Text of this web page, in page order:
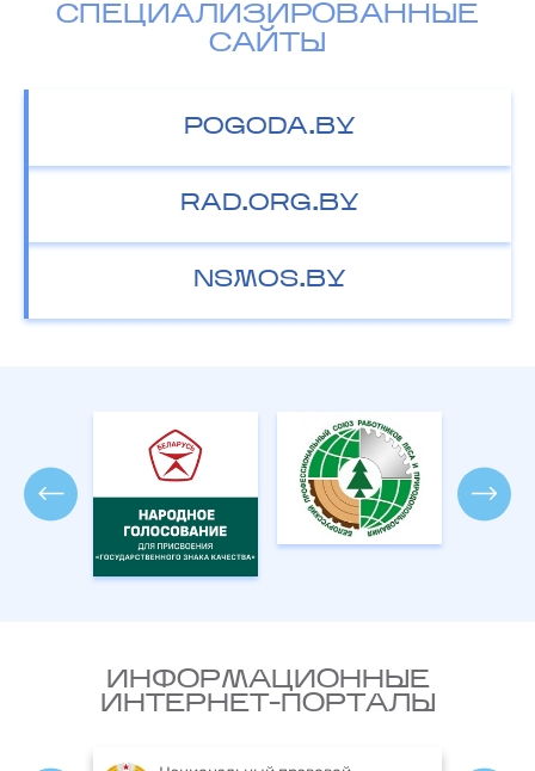
СПЕЦИАЛИЗИРОВАННЫЕ
САЙТЫ
POGODA.BY
RAD.ORG.BY
NSMOS.BY
ИНФОРМАЦИОННЫЕ
ИНТЕРНЕТ-ПОРТАЛЫ